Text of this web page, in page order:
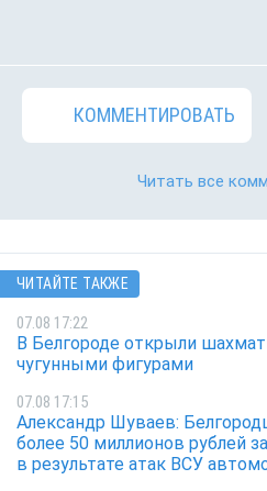
КОММЕНТИРОВАТЬ
Читать все
ЧИТАЙТЕ ТАКЖЕ
07.08 17:22
В Белгороде открыли
чугунными фигурами
07.08 17:15
Александр Шуваев:
более 50 миллионов рублей
в результате атак ВСУ